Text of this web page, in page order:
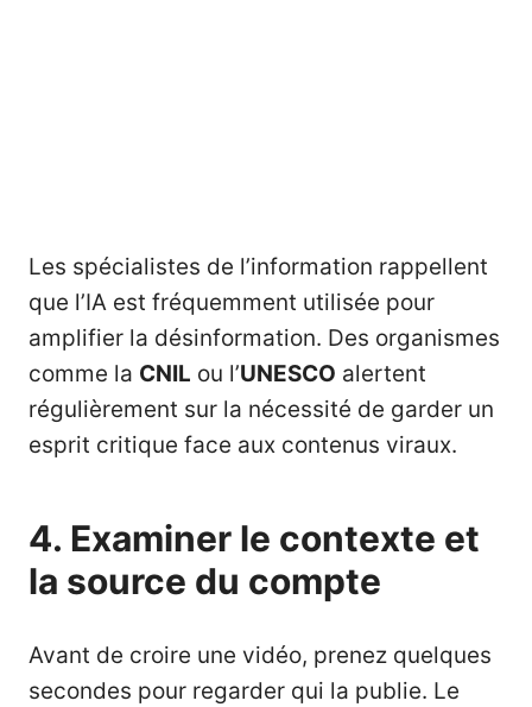
Les spécialistes de l’information rappellent
que l’IA est fréquemment utilisée pour
amplifier la désinformation. Des organismes
comme la CNIL ou l’UNESCO alertent
régulièrement sur la nécessité de garder un
esprit critique face aux contenus viraux.
4. Examiner le contexte et
la source du compte
Avant de croire une vidéo, prenez quelques
secondes pour regarder qui la publie. Le